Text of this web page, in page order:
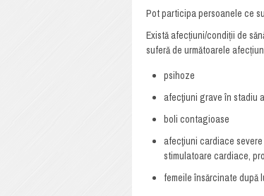
Pot participa persoanele ce
Există afecțiuni/condiții de
suferă de următoarele
psihoze
afecţiuni grave în stadiu
boli contagioase
afecţiuni cardiace
stimulatoare cardiace,
femeile însărcinate după